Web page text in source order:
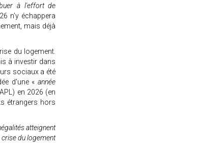
à l'effort de
n’y échappera
mais déjà
du logement.
à investir dans
sociaux a été
d'une « année
en 2026 (en
étrangers hors
atteignent
du logement